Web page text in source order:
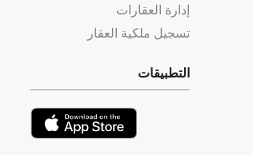
إدارة العقارات
تسجيل ملكية العقار
التطبيقات